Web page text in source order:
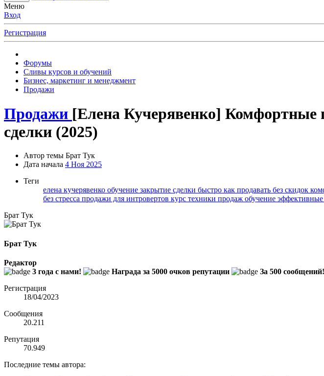
Меню
Вход
Регистрация
Форумы
Сливы курсов и обучений
Бизнес, маркетинг и менеджмент
Продажи
Продажи [Елена Кучерявенко] Комфортные
сделки (2025)
Автор темы Брат Тук
Дата начала 4 Ноя 2025
Теги
елена кучерявенко обучение закрытие сделки быстро как продавать без скидок
без стресса продажи для интровертов курс техники продаж обучение
Брат Тук
Брат Тук
Редактор
3 года с нами!
Награда за 5000 очков репутации
За 500 сообщений!
Регистрация
18/04/2023
Сообщения
20.211
Репутация
70.949
Последние темы автора: